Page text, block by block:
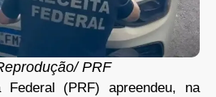
PRF
(PRF) apreendeu, na